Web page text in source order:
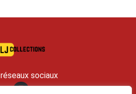
sociaux